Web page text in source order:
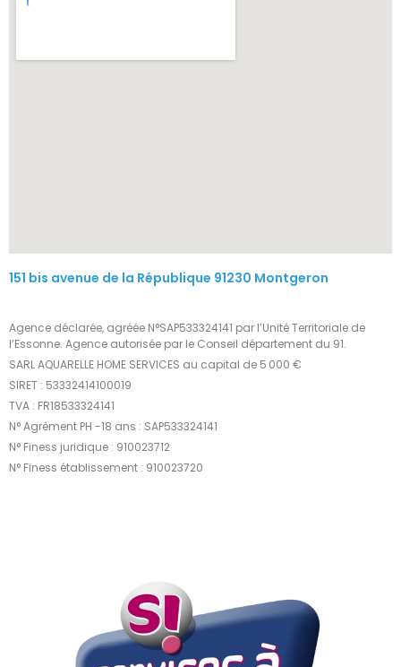
151 bis avenue de la République 91230 Montgeron
Agence déclarée, agréée N°SAP533324141 par l’Unité Territoriale de
l’Essonne. Agence autorisée par le Conseil département du 91.
SARL AQUARELLE HOME SERVICES au capital de 5 000 €
SIRET : 53332414100019
TVA : FR18533324141
N° Agrément PH -18 ans : SAP533324141
N° Finess juridique : 910023712
N° Finess établissement : 910023720